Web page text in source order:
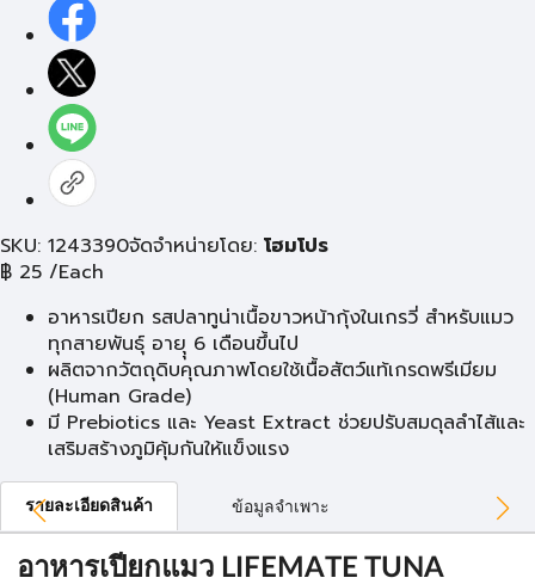
SKU: 1243390จัดจำหน่ายโดย: โฮมโปร
฿ 25 /Each
อาหารเปียก รสปลาทูน่าเนื้อขาวหน้ากุ้งในเกรวี่ สำหรับแมว
ทุกสายพันธุ์ อายุุ 6 เดือนขึ้นไป
ผลิตจากวัตถุดิบคุณภาพโดยใช้เนื้อสัตว์แท้เกรดพรีเมียม
(Human Grade)
มี Prebiotics และ Yeast Extract ช่วยปรับสมดุลลำไส้และ
เสริมสร้างภูมิคุ้มกันให้แข็งแรง
รายละเอียดสินค้า ข้อมูลจำเพาะ
อาหารเปียกแมว LIFEMATE TUNA